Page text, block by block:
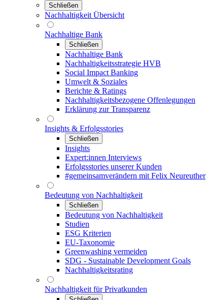
Schließen
Nachhaltigkeit Übersicht
Nachhaltige Bank
Schließen
Nachhaltige Bank
Nachhaltigkeitsstrategie HVB
Social Impact Banking
Umwelt & Soziales
Berichte & Ratings
Nachhaltigkeitsbezogene Offenlegungen
Erklärung zur Transparenz
Insights & Erfolgsstories
Schließen
Insights
Expert:innen Interviews
Erfolgsstories unserer Kunden
#gemeinsamverändern mit Felix Neureuther
Bedeutung von Nachhaltigkeit
Schließen
Bedeutung von Nachhaltigkeit
Studien
ESG Kriterien
EU-Taxonomie
Greenwashing vermeiden
SDG - Sustainable Development Goals
Nachhaltigkeitsrating
Nachhaltigkeit für Privatkunden